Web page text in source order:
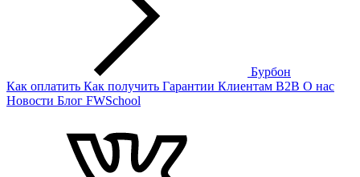
Бурбон
Как оплатить Как получить Гарантии Клиентам B2B О нас
Новости Блог FWSchool